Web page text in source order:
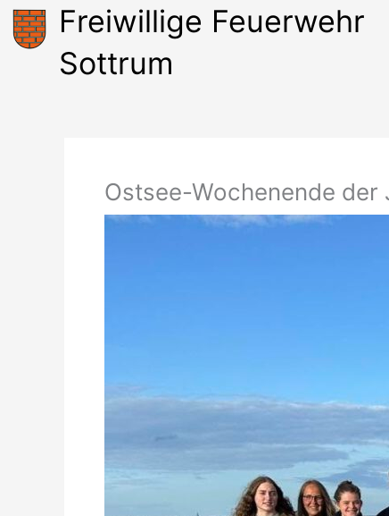
Zum
Inhalt
springen
Freiwillige Feuerwehr
Sottrum
Ostsee-Wochenende